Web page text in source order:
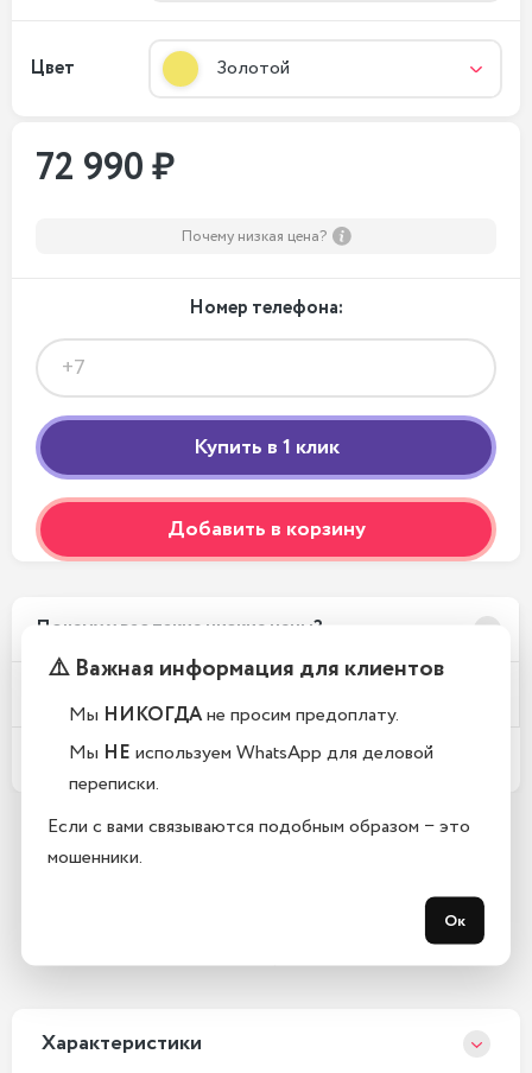
Цвет Золотой
72 990 ₽
Почему низкая цена?
Номер телефона:
Добавить в корзину
Почему у вас такие низкие цены?
Какой срок гарантии?
Xарактеристики
⚠️ Важная информация для клиентов
Мы НИКОГДАне просим предоплату.
Мы НЕ используем WhatsApp для деловой
переписки.
Если с вами связываются подобным образом − это
мошенники.
Ок